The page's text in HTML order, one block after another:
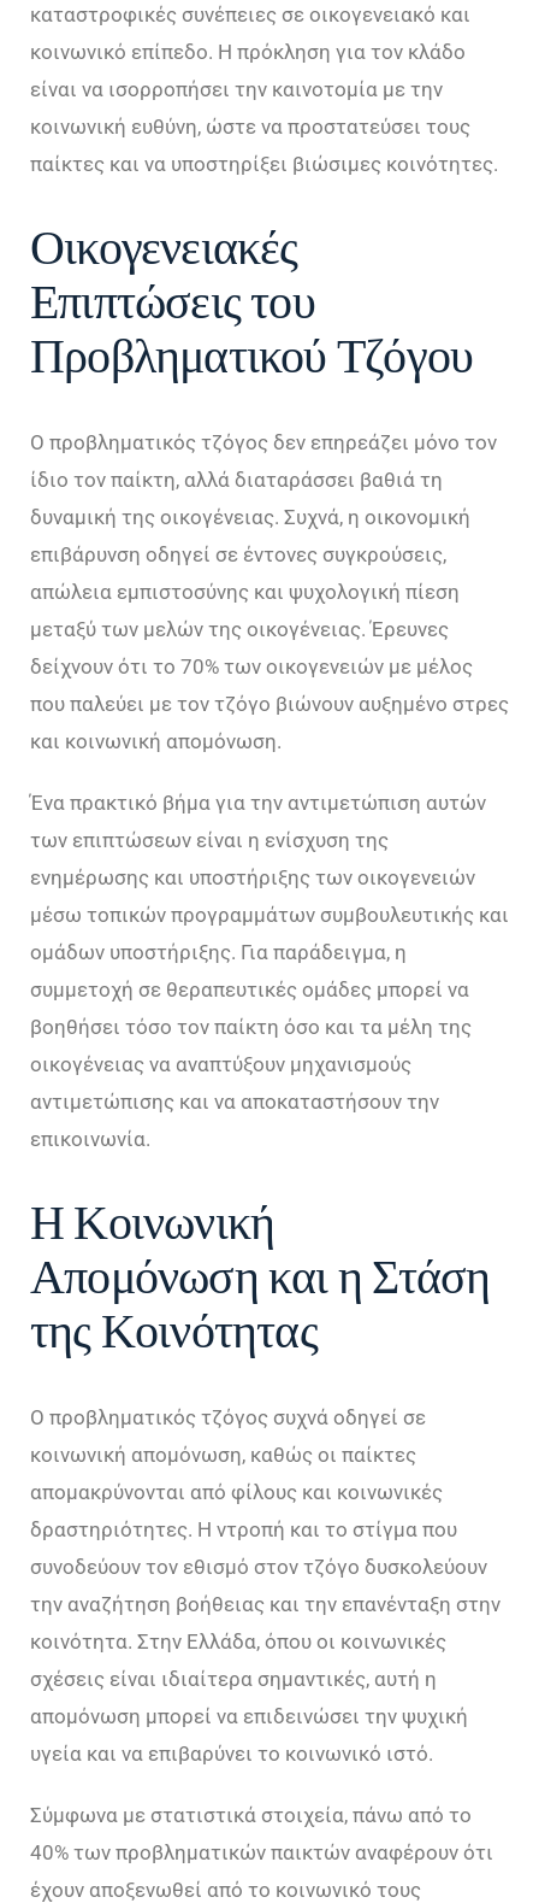
καταστροφικές συνέπειες σε οικογενειακό και
κοινωνικό επίπεδο. Η πρόκληση για τον κλάδο
είναι να ισορροπήσει την καινοτομία με την
κοινωνική ευθύνη, ώστε να προστατεύσει τους
παίκτες και να υποστηρίξει βιώσιμες κοινότητες.
Οικογενειακές
Επιπτώσεις του
Προβληματικού Τζόγου
Ο προβληματικός τζόγος δεν επηρεάζει μόνο τον
ίδιο τον παίκτη, αλλά διαταράσσει βαθιά τη
δυναμική της οικογένειας. Συχνά, η οικονομική
επιβάρυνση οδηγεί σε έντονες συγκρούσεις,
απώλεια εμπιστοσύνης και ψυχολογική πίεση
μεταξύ των μελών της οικογένειας. Έρευνες
δείχνουν ότι το 70% των οικογενειών με μέλος
που παλεύει με τον τζόγο βιώνουν αυξημένο στρες
και κοινωνική απομόνωση.
Ένα πρακτικό βήμα για την αντιμετώπιση αυτών
των επιπτώσεων είναι η ενίσχυση της
ενημέρωσης και υποστήριξης των οικογενειών
μέσω τοπικών προγραμμάτων συμβουλευτικής και
ομάδων υποστήριξης. Για παράδειγμα, η
συμμετοχή σε θεραπευτικές ομάδες μπορεί να
βοηθήσει τόσο τον παίκτη όσο και τα μέλη της
οικογένειας να αναπτύξουν μηχανισμούς
αντιμετώπισης και να αποκαταστήσουν την
επικοινωνία.
Η Κοινωνική
Απομόνωση και η Στάση
της Κοινότητας
Ο προβληματικός τζόγος συχνά οδηγεί σε
κοινωνική απομόνωση, καθώς οι παίκτες
απομακρύνονται από φίλους και κοινωνικές
δραστηριότητες. Η ντροπή και το στίγμα που
συνοδεύουν τον εθισμό στον τζόγο δυσκολεύουν
την αναζήτηση βοήθειας και την επανένταξη στην
κοινότητα. Στην Ελλάδα, όπου οι κοινωνικές
σχέσεις είναι ιδιαίτερα σημαντικές, αυτή η
απομόνωση μπορεί να επιδεινώσει την ψυχική
υγεία και να επιβαρύνει το κοινωνικό ιστό.
Σύμφωνα με στατιστικά στοιχεία, πάνω από το
40% των προβληματικών παικτών αναφέρουν ότι
έχουν αποξενωθεί από το κοινωνικό τους